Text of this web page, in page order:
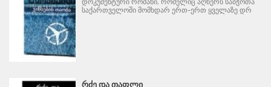
დოკუმენტური რომანი, რომელიც აღწერს საბჭოთა
საქართველოში მომხდარ ერთ-ერთ ყველაზე დრ
ᲠᲫᲔ ᲓᲐ ᲗᲐᲤᲚᲘ